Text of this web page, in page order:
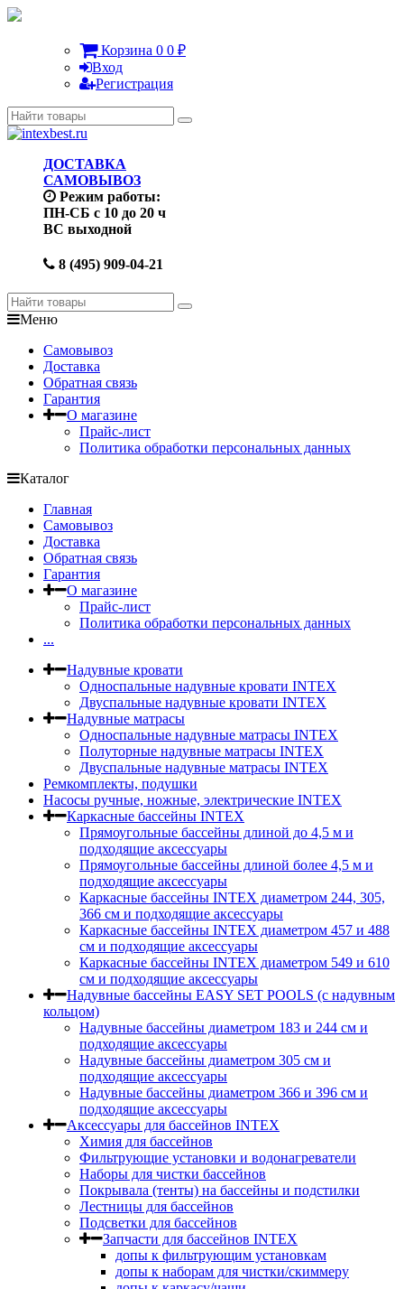
Корзина 0 0 ₽
Вход
Регистрация
ДОСТАВКА
САМОВЫВОЗ
Режим работы:
ПН-СБ с 10 до 20 ч
ВС выходной
8 (495) 909-04-21
Меню
Самовывоз
Доставка
Обратная связь
Гарантия
О магазине
Прайс-лист
Политика обработки персональных данных
Каталог
Главная
Самовывоз
Доставка
Обратная связь
Гарантия
О магазине
Прайс-лист
Политика обработки персональных данных
...
Надувные кровати
Односпальные надувные кровати INTEX
Двуспальные надувные кровати INTEX
Надувные матрасы
Односпальные надувные матрасы INTEX
Полуторные надувные матрасы INTEX
Двуспальные надувные матрасы INTEX
Ремкомплекты, подушки
Насосы ручные, ножные, электрические INTEX
Каркасные бассейны INTEX
Прямоугольные бассейны длиной до 4,5 м и
подходящие аксессуары
Прямоугольные бассейны длиной более 4,5 м и
подходящие аксессуары
Каркасные бассейны INTEX диаметром 244, 305,
366 см и подходящие аксессуары
Каркасные бассейны INTEX диаметром 457 и 488
cм и подходящие аксессуары
Каркасные бассейны INTEX диаметром 549 и 610
см и подходящие аксессуары
Надувные бассейны EASY SET POOLS (с надувным
кольцом)
Надувные бассейны диаметром 183 и 244 см и
подходящие аксессуары
Надувные бассейны диаметром 305 см и
подходящие аксессуары
Надувные бассейны диаметром 366 и 396 см и
подходящие аксессуары
Аксессуары для бассейнов INTEX
Химия для бассейнов
Фильтрующие установки и водонагреватели
Наборы для чистки бассейнов
Покрывала (тенты) на бассейны и подстилки
Лестницы для бассейнов
Подсветки для бассейнов
Запчасти для бассейнов INTEX
допы к фильтрующим установкам
допы к наборам для чистки/скиммеру